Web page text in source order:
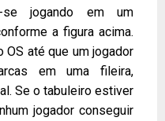
se jogando em um
a figura acima.
OS até que um jogador
em uma fileira,
Se o tabuleiro estiver
jogador conseguir